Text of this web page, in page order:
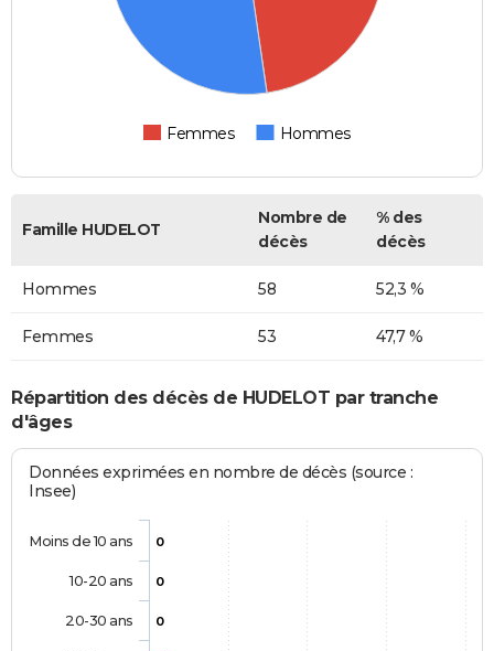
Femmes Hommes
Famille HUDELOT
Nombre de
décès
% des
décès
Hommes 58 52,3 %
Femmes 53 47,7 %
Répartition des décès de HUDELOT par tranche
d'âges
Données exprimées en nombre de décès (source :
Insee)
0
0
0
Moins de 10 ans
10-20 ans
20-30 ans